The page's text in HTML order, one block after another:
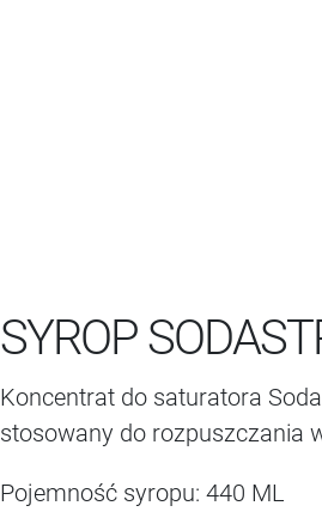
SYROP
Koncentrat do saturatora
stosowany do rozpuszczania
Pojemność syropu: 440 ML